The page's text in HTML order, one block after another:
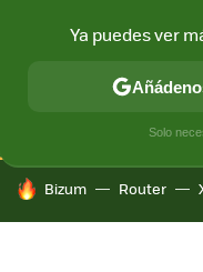
CONECTIVIDAD
HOY SE HABLA DE
Bizum Router
Ya puedes ver
Solo